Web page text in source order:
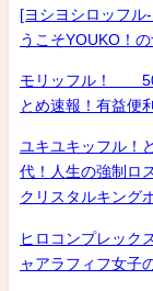
[ヨシヨシロッフル
うこそYOUKO！
モリッフル！ 50
とめ速報！有益便
ユキユキッフル！
代！人生の強制ロ
クリスタルキング
ヒロコンプレック
ャアラフィフ女子